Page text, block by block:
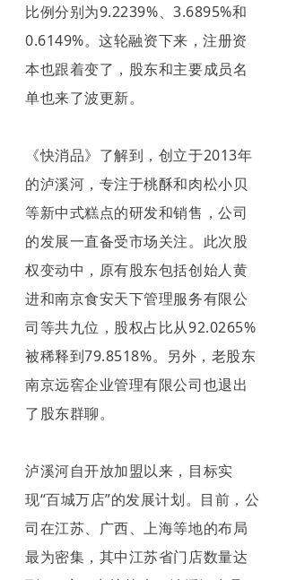
比例分别为9.2239%、3.6895%和
0.6149%。这轮融资下来，注册资
本也跟着变了，股东和主要成员名
单也来了波更新。
《快消品》了解到，创立于2013年
的泸溪河，专注于桃酥和肉松小贝
等新中式糕点的研发和销售，公司
的发展一直备受市场关注。此次股
权变动中，原有股东包括创始人黄
进和南京食安天下管理服务有限公
司等共九位，股权占比从92.0265%
被稀释到79.8518%。另外，老股东
南京远窖企业管理有限公司也退出
了股东群聊。
泸溪河自开放加盟以来，目标实
现“百城万店”的发展计划。目前，公
司在江苏、广西、上海等地的布局
最为密集，其中江苏省门店数量达